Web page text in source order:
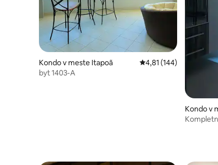
Kondo v meste Itapoã Priemerné
4,81 (144)
byt 1403-A
Kondo v